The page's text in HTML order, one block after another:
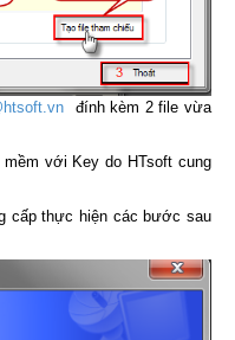
đính kèm 2 file vừa
với Key do HTsoft cung
cấp thực hiện các bước sau